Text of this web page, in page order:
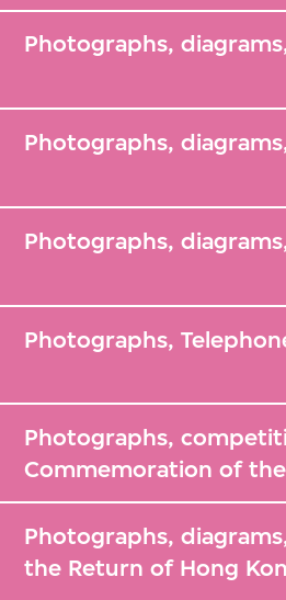
Photographs,
Photographs,
Photographs,
Photographs,
Photographs,
Commemoration of
Photographs,
the Return of Hong